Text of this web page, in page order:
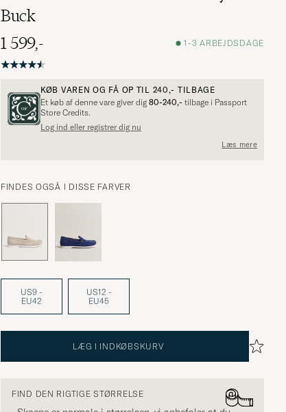
Buck
1 599,-
1-3 ARBEJDSDAGE
KØB VAREN OG FÅ OP TIL 240,- TILBAGE
Et køb af denne vare giver dig 80-240,- tilbage i Passport
Store Credits.
Log ind eller registrer dig nu
Læs mere
FINDES OGSÅ I DISSE FARVER
US9 -
EU42
US12 -
EU45
LÆG I INDKØBSKURV
FIND DEN RIGTIGE STØRRELSE